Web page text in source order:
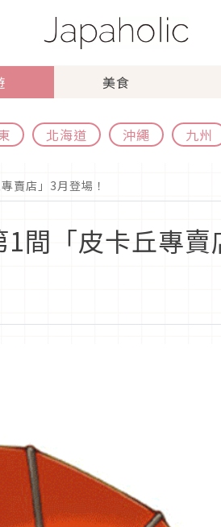
美食
北海道 沖繩 九州
賣店」3月登場！
間「皮卡丘專賣